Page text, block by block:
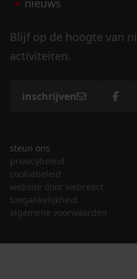
nieuws
Blijf op de hoogte van
activiteiten.
inschrijven
steun ons
privacybeleid
cookiebeleid
website door webreact
toegankelijkheid
algemene voorwaarden